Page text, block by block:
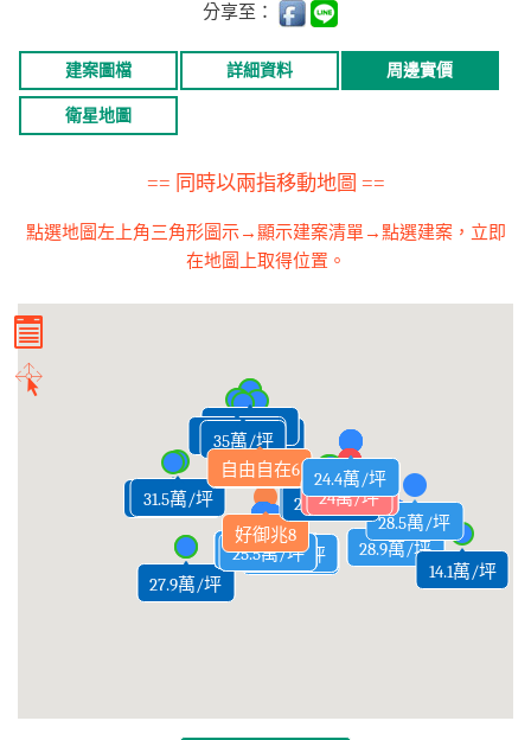
分享至：
建案圖檔 詳細資料 周邊實價
衛星地圖
== 同時以兩指移動地圖 ==
點選地圖左上角三角形圖示→顯示建案清單→點選建案，立即
在地圖上取得位置。
28.4萬/坪
28.4萬/坪
28萬/坪
27.3萬/坪
27.6萬/坪
28萬/坪
28.4萬/坪
27.7萬/坪
27.9萬/坪
27.6萬/坪
28.4萬/坪
27.6萬/坪 23.9萬/坪
27.3萬/坪
28.4萬/坪
27.6萬/坪
28萬/坪 29.5萬/坪
28萬/坪
25.2萬/坪
27.9萬/坪
28萬/坪
27.3萬/坪
27.7萬/坪
28.4萬/坪
26.7萬/坪
25.7萬/坪
25.7萬/坪
25.7萬/坪
24萬/坪
27.3萬/坪
24.8萬/坪
25.3萬/坪
28萬/坪
25.3萬/坪
25.2萬/坪
28萬/坪
27萬/坪
27.3萬/坪
27.6萬/坪
27.3萬/坪
26.9萬/坪
28.4萬/坪
27.6萬/坪
26.5萬/坪
24.8萬/坪
26.8萬/坪
25.5萬/坪
24.8萬/坪
24.8萬/坪
24.8萬/坪
24.8萬/坪
25.5萬/坪
28.9萬/坪
14.1萬/坪
好御兆8
30.3萬/坪
28.5萬/坪
31.5萬/坪 26.2萬/坪
25.7萬/坪
31.8萬/坪
33.4萬/坪
32.2萬/坪
34萬/坪
25.8萬/坪
25.4萬/坪
27.8萬/坪
27.6萬/坪
32.9萬/坪
33.5萬/坪
35萬/坪
自由自在6
26.2萬/坪
26.5萬/坪
24萬/坪
24.4萬/坪